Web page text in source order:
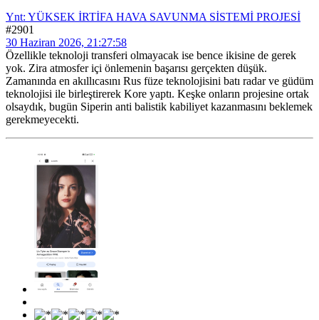
Ynt: YÜKSEK İRTİFA HAVA SAVUNMA SİSTEMİ PROJESİ
#2901
30 Haziran 2026, 21:27:58
Özellikle teknoloji transferi olmayacak ise bence ikisine de gerek
yok. Zira atmosfer içi önlemenin başarısı gerçekten düşük.
Zamanında en akıllıcasını Rus füze teknolojisini batı radar ve güdüm
teknolojisi ile birleştirerek Kore yaptı. Keşke onların projesine ortak
olsaydık, bugün Siperin anti balistik kabiliyet kazanmasını beklemek
gerekmeyecekti.